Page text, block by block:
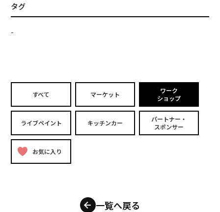
タグ
-
すべて マーケット
ワーク
ショップ
ライブペイント キッチンカー
パートナー・
スポンサー
お気に入り
一覧へ戻る